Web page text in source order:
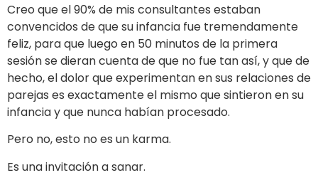
Creo que el 90% de mis consultantes estaban
convencidos de que su infancia fue tremendamente
feliz, para que luego en 50 minutos de la primera
sesión se dieran cuenta de que no fue tan así, y que de
hecho, el dolor que experimentan en sus relaciones de
parejas es exactamente el mismo que sintieron en su
infancia y que nunca habían procesado.
Pero no, esto no es un karma.
Es una invitación a sanar.